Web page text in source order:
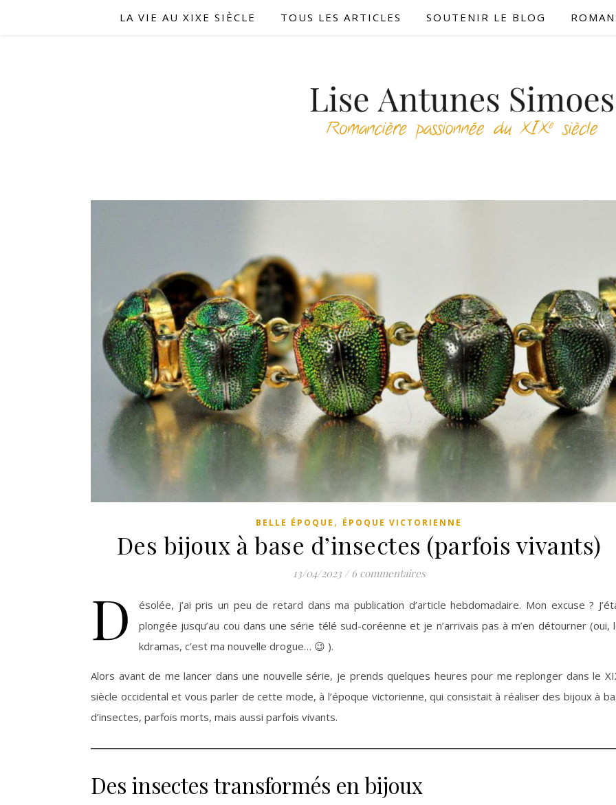
LA VIE AU XIXE SIÈCLE TOUS LES ARTICLES SOUTENIR LE BLOG
BELLE ÉPOQUE , ÉPOQUE VICTORIENNE
Des bijoux à base d’insectes (parfois vivants)
13/04/2023 / 6 commentaires
D
ésolée, j’ai pris un peu de retard dans ma publication d’article hebdomadaire. Mon excuse ?
plongée jusqu’au cou dans une série télé sud-coréenne et je n’arrivais pas à m’en détourner (oui,
kdramas, c’est ma nouvelle drogue… 😉 ).
Alors avant de me lancer dans une nouvelle série, je prends quelques heures pour me replonger dans le
siècle occidental et vous parler de cette mode, à l’époque victorienne, qui consistait à réaliser des bijoux à
d’insectes, parfois morts, mais aussi parfois vivants.
Des insectes transformés en bijoux